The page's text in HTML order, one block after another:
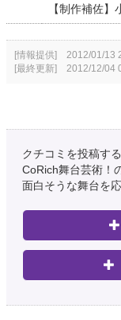
【制作補佐
[情報提供] 2012/01/13
[最終更新] 2012/12/04
クチコミを投稿す
CoRich舞台芸術！
面白そうな舞台を